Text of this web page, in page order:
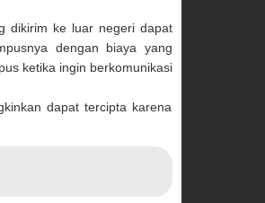
dikirim ke luar negeri dapat
dengan biaya yang
ketika ingin berkomunikasi
dapat tercipta karena